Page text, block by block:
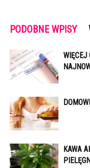
PODOBNE WPISY
WIĘCEJ
KAWA